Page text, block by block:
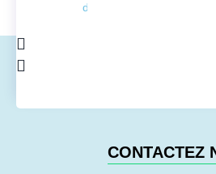
de l'énergie
CONTACTEZ